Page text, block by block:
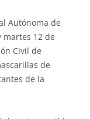
Autónoma de
martes 12 de
Civil de
de
de la